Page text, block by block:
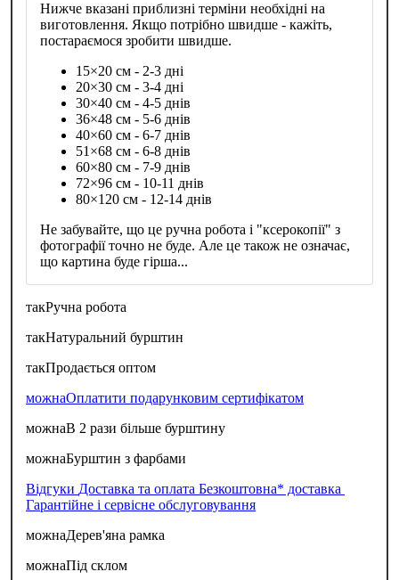
Нижче вказані приблизні терміни необхідні на
виготовлення. Якщо потрібно швидше - кажіть,
постараємося зробити швидше.
15×20 см - 2-3 дні
20×30 см - 3-4 дні
30×40 см - 4-5 днів
36×48 см - 5-6 днів
40×60 см - 6-7 днів
51×68 см - 6-8 днів
60×80 см - 7-9 днів
72×96 см - 10-11 днів
80×120 см - 12-14 днів
Не забувайте, що це ручна робота і "ксерокопії" з
фотографії точно не буде. Але це також не означає,
що картина буде гірша...
такРучна робота
такНатуральний бурштин
такПродається оптом
можнаОплатити подарунковим сертифікатом
можнаВ 2 рази більше бурштину
можнаБурштин з фарбами
Відгуки Доставка та оплата Безкоштовна* доставка
Гарантійне і сервісне обслуговування
можнаДерев'яна рамка
можнаПід склом